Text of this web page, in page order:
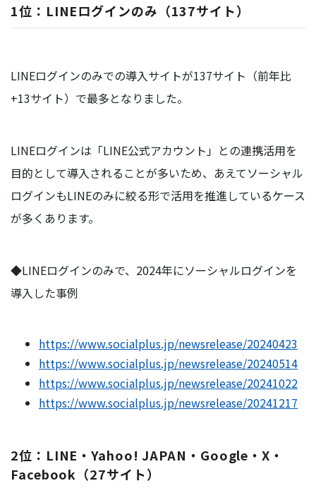
1位：LINEログインのみ（137サイト）
LINEログインのみでの導入サイトが137サイト（前年比
+13サイト）で最多となりました。
LINEログインは「LINE公式アカウント」との連携活用を
目的として導入されることが多いため、あえてソーシャル
ログインもLINEのみに絞る形で活用を推進しているケース
が多くあります。
◆LINEログインのみで、2024年にソーシャルログインを
導入した事例
https://www.socialplus.jp/newsrelease/20240423
https://www.socialplus.jp/newsrelease/20240514
https://www.socialplus.jp/newsrelease/20241022
https://www.socialplus.jp/newsrelease/20241217
2位：LINE・Yahoo! JAPAN・Google・X・
Facebook（27サイト）